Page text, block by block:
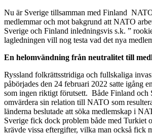
Nu är Sverige tillsamman med Finland
medlemmar och mot bakgrund att NATO
Sverige och Finland inledningsvis s.k. ”
lagledningen vill nog testa vad det nya
En helomvändning från neutralitet till
Ryssland folkrättsstridiga och fullskaliga
påbörjades den 24 februari 2022 satte igång
som ingen riktigt förutsett. Både Finland och
omvärdera sin relation till NATO som
länderna beslutade att söka medlemskap i
Sverige fick dock problem både med Turkiet
krävde vissa eftergifter, vilka man också fick